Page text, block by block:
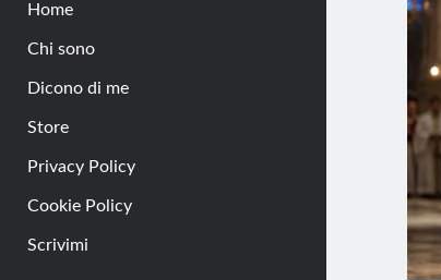
Home
Chi sono
Dicono di me
Store
Privacy Policy
Cookie Policy
Scrivimi